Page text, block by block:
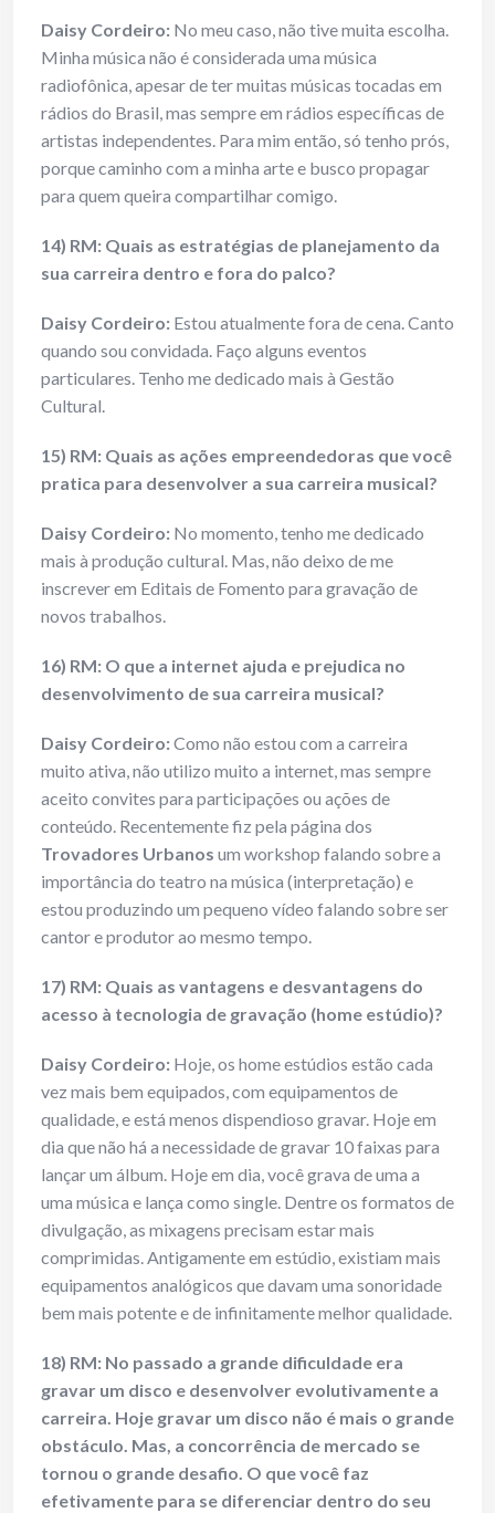
Daisy Cordeiro: No meu caso, não tive muita escolha.
Minha música não é considerada uma música
radiofônica, apesar de ter muitas músicas tocadas em
rádios do Brasil, mas sempre em rádios específicas de
artistas independentes. Para mim então, só tenho prós,
porque caminho com a minha arte e busco propagar
para quem queira compartilhar comigo.
14) RM: Quais as estratégias de planejamento da
sua carreira dentro e fora do palco?
Daisy Cordeiro: Estou atualmente fora de cena. Canto
quando sou convidada. Faço alguns eventos
particulares. Tenho me dedicado mais à Gestão
Cultural.
15) RM: Quais as ações empreendedoras que você
pratica para desenvolver a sua carreira musical?
Daisy Cordeiro: No momento, tenho me dedicado
mais à produção cultural. Mas, não deixo de me
inscrever em Editais de Fomento para gravação de
novos trabalhos.
16) RM: O que a internet ajuda e prejudica no
desenvolvimento de sua carreira musical?
Daisy Cordeiro:Como não estou com a carreira
muito ativa, não utilizo muito a internet, mas sempre
aceito convites para participações ou ações de
conteúdo. Recentemente fiz pela página dos
Trovadores Urbanos um workshop falando sobre a
importância do teatro na música (interpretação) e
estou produzindo um pequeno vídeo falando sobre ser
cantor e produtor ao mesmo tempo.
17) RM: Quais as vantagens e desvantagens do
acesso à tecnologia de gravação (home estúdio)?
Daisy Cordeiro: Hoje, os home estúdios estão cada
vez mais bem equipados, com equipamentos de
qualidade, e está menos dispendioso gravar. Hoje em
dia que não há a necessidade de gravar 10 faixas para
lançar um álbum. Hoje em dia, você grava de uma a
uma música e lança como single. Dentre os formatos de
divulgação, as mixagens precisam estar mais
comprimidas. Antigamente em estúdio, existiam mais
equipamentos analógicos que davam uma sonoridade
bem mais potente e de infinitamente melhor qualidade.
18) RM: No passado a grande dificuldade era
gravar um disco e desenvolver evolutivamente a
carreira. Hoje gravar um disco não é mais o grande
obstáculo. Mas, a concorrência de mercado se
tornou o grande desafio. O que você faz
efetivamente para se diferenciar dentro do seu